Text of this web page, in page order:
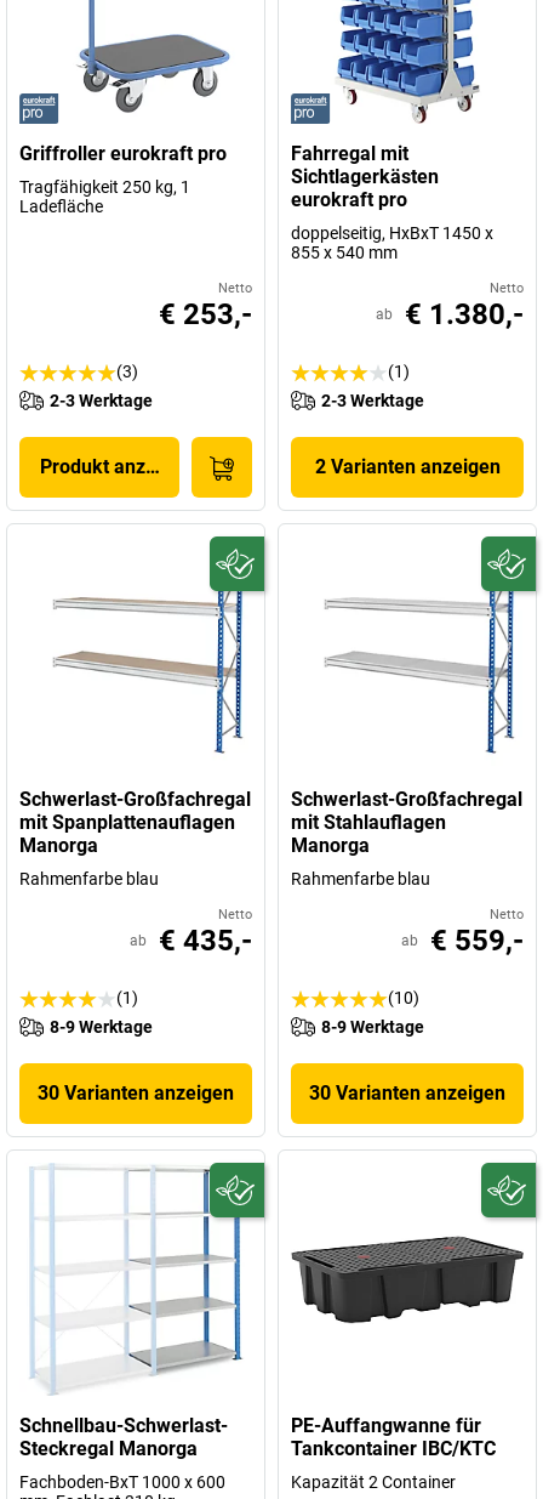
Griffroller eurokraft pro
Tragfähigkeit 250 kg, 1
Ladefläche
Netto
€ 253,-
(3)
2-3 Werktage
Produkt anzeigen
Fahrregal mit
Sichtlagerkästen
eurokraft pro
doppelseitig, HxBxT 1450 x
855 x 540 mm
Netto
ab € 1.380,-
(1)
2-3 Werktage
2 Varianten anzeigen
Schwerlast-Großfachregal
mit Spanplattenauflagen
Manorga
Rahmenfarbe blau
Netto
ab € 435,-
(1)
8-9 Werktage
30 Varianten anzeigen
Schwerlast-Großfachregal
mit Stahlauflagen
Manorga
Rahmenfarbe blau
Netto
ab € 559,-
(10)
8-9 Werktage
30 Varianten anzeigen
Schnellbau-Schwerlast-
Steckregal Manorga
Fachboden-BxT 1000 x 600
PE-Auffangwanne für
Tankcontainer IBC/KTC
Kapazität 2 Container